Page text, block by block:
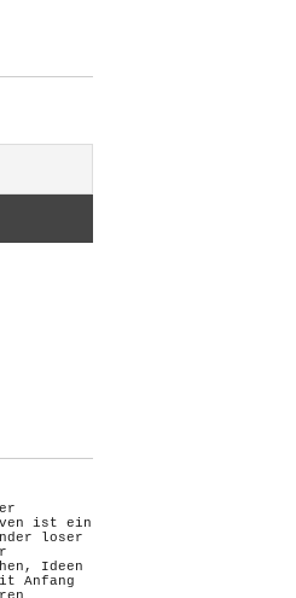
ist ein
loser
Ideen
Anfang